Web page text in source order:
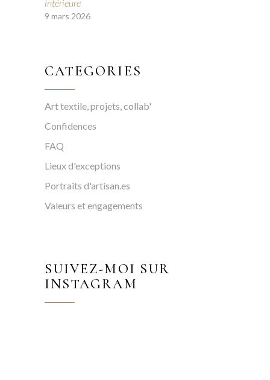
intérieure
9 mars 2026
CATEGORIES
Art textile, projets, collab'
Confidences
FAQ
Lieux d'exceptions
Portraits d'artisan.es
Valeurs et engagements
SUIVEZ-MOI SUR
INSTAGRAM